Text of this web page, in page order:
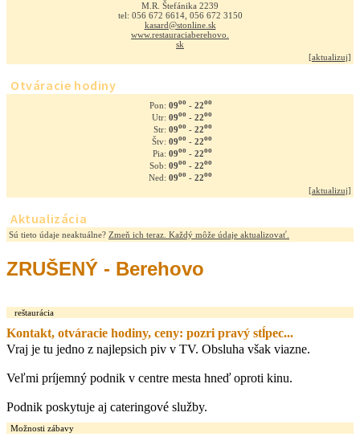
M.R. Štefánika 2239
tel: 056 672 6614, 056 672 3150
kasard@stonline.sk
www.restauraciaberehovo.
sk
[aktualizuj]
Otváracie hodiny
Pon: 09oo- 22oo
Utr: 09oo- 22oo
Str: 09oo- 22oo
Štv: 09oo- 22oo
Pia: 09oo- 22oo
Sob: 09oo- 22oo
Ned: 09oo- 22oo
[aktualizuj]
Aktualizácia
Sú tieto údaje neaktuálne? Zmeň ich teraz. Každý môže údaje aktualizovať.
ZRUŠENÝ - Berehovo
reštaurácia
Kontakt, otváracie hodiny, ceny: pozri pravý stĺpec...
Vraj je tu jedno z najlepsich piv v TV. Obsluha však viazne.
Veľmi príjemný podnik v centre mesta hneď oproti kinu.
Podnik poskytuje aj cateringové služby.
Možnosti zábavy